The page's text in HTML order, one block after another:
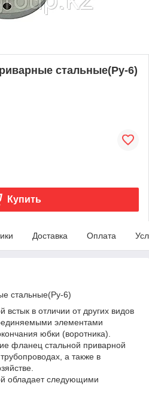
стальные(Ру-6)
Купить
Доставка Оплата
стальные(Ру-6)
в отличии от других видов
элементами
юбки (воротника).
фланец стальной приварной
а также в
обладает следующими